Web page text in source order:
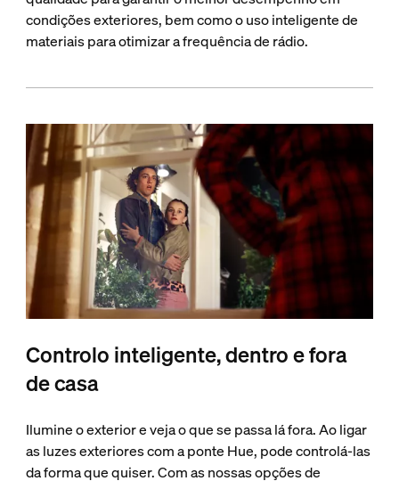
condições exteriores, bem como o uso inteligente de
materiais para otimizar a frequência de rádio.
Controlo inteligente, dentro e fora
de casa
Ilumine o exterior e veja o que se passa lá fora. Ao ligar
as luzes exteriores com a ponte Hue, pode controlá-las
da forma que quiser. Com as nossas opções de